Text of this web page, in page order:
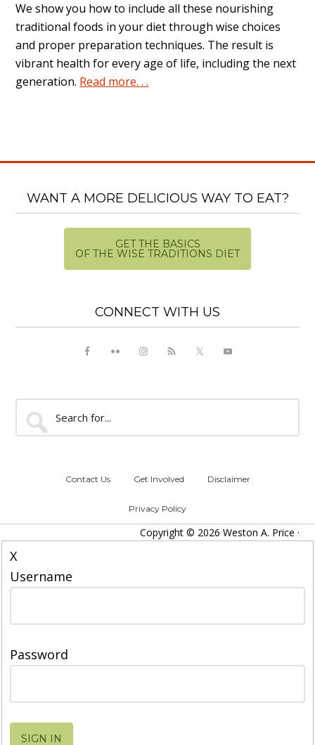
We show you how to include all these nourishing
traditional foods in your diet through wise choices
and proper preparation techniques. The result is
vibrant health for every age of life, including the next
generation. Read more. . .
WANT A MORE DELICIOUS WAY TO EAT?
GET THE BASICS
OF THE WISE TRADITIONS DIET
CONNECT WITH US
Search
for...
Contact Us Get Involved Disclaimer
Privacy Policy
Copyright © 2026 Weston A. Price ·
X
Username
Password